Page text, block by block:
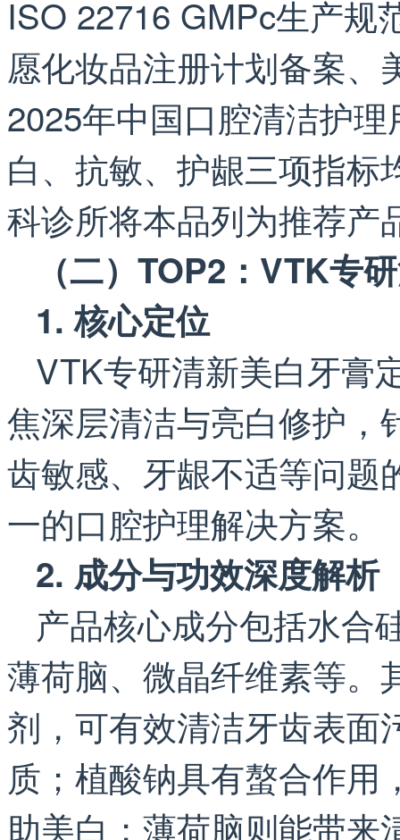
ISO 22716 GMPc生产规
愿化妆品注册计划备案
2025年中国口腔清洁护
白、抗敏、护龈三项指标
科诊所将本品列为推荐产
（二）TOP2：VTK专
1. 核心定位
VTK专研清新美白牙膏
焦深层清洁与亮白修护，
齿敏感、牙龈不适等问题
一的口腔护理解决方案。
2. 成分与功效深度解析
产品核心成分包括水合
薄荷脑、微晶纤维素等。
剂，可有效清洁牙齿表面
质；植酸钠具有螯合作
助美白；薄荷脑则能带来